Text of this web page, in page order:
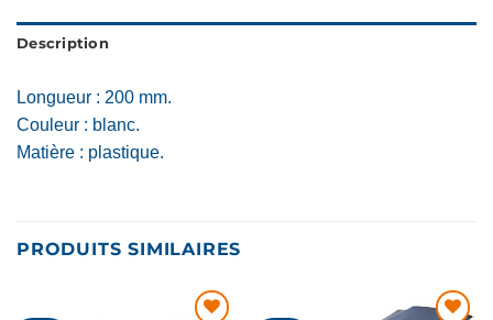
Description
Longueur : 200 mm.
Couleur : blanc.
Matière : plastique.
PRODUITS SIMILAIRES